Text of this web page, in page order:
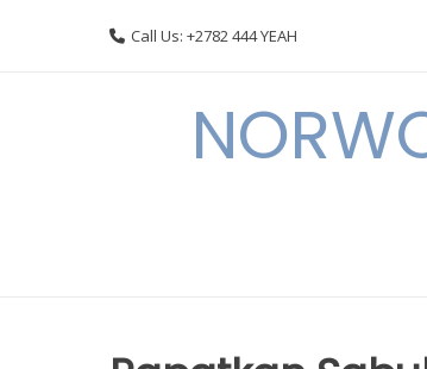
Call Us: +2782 444 YEAH